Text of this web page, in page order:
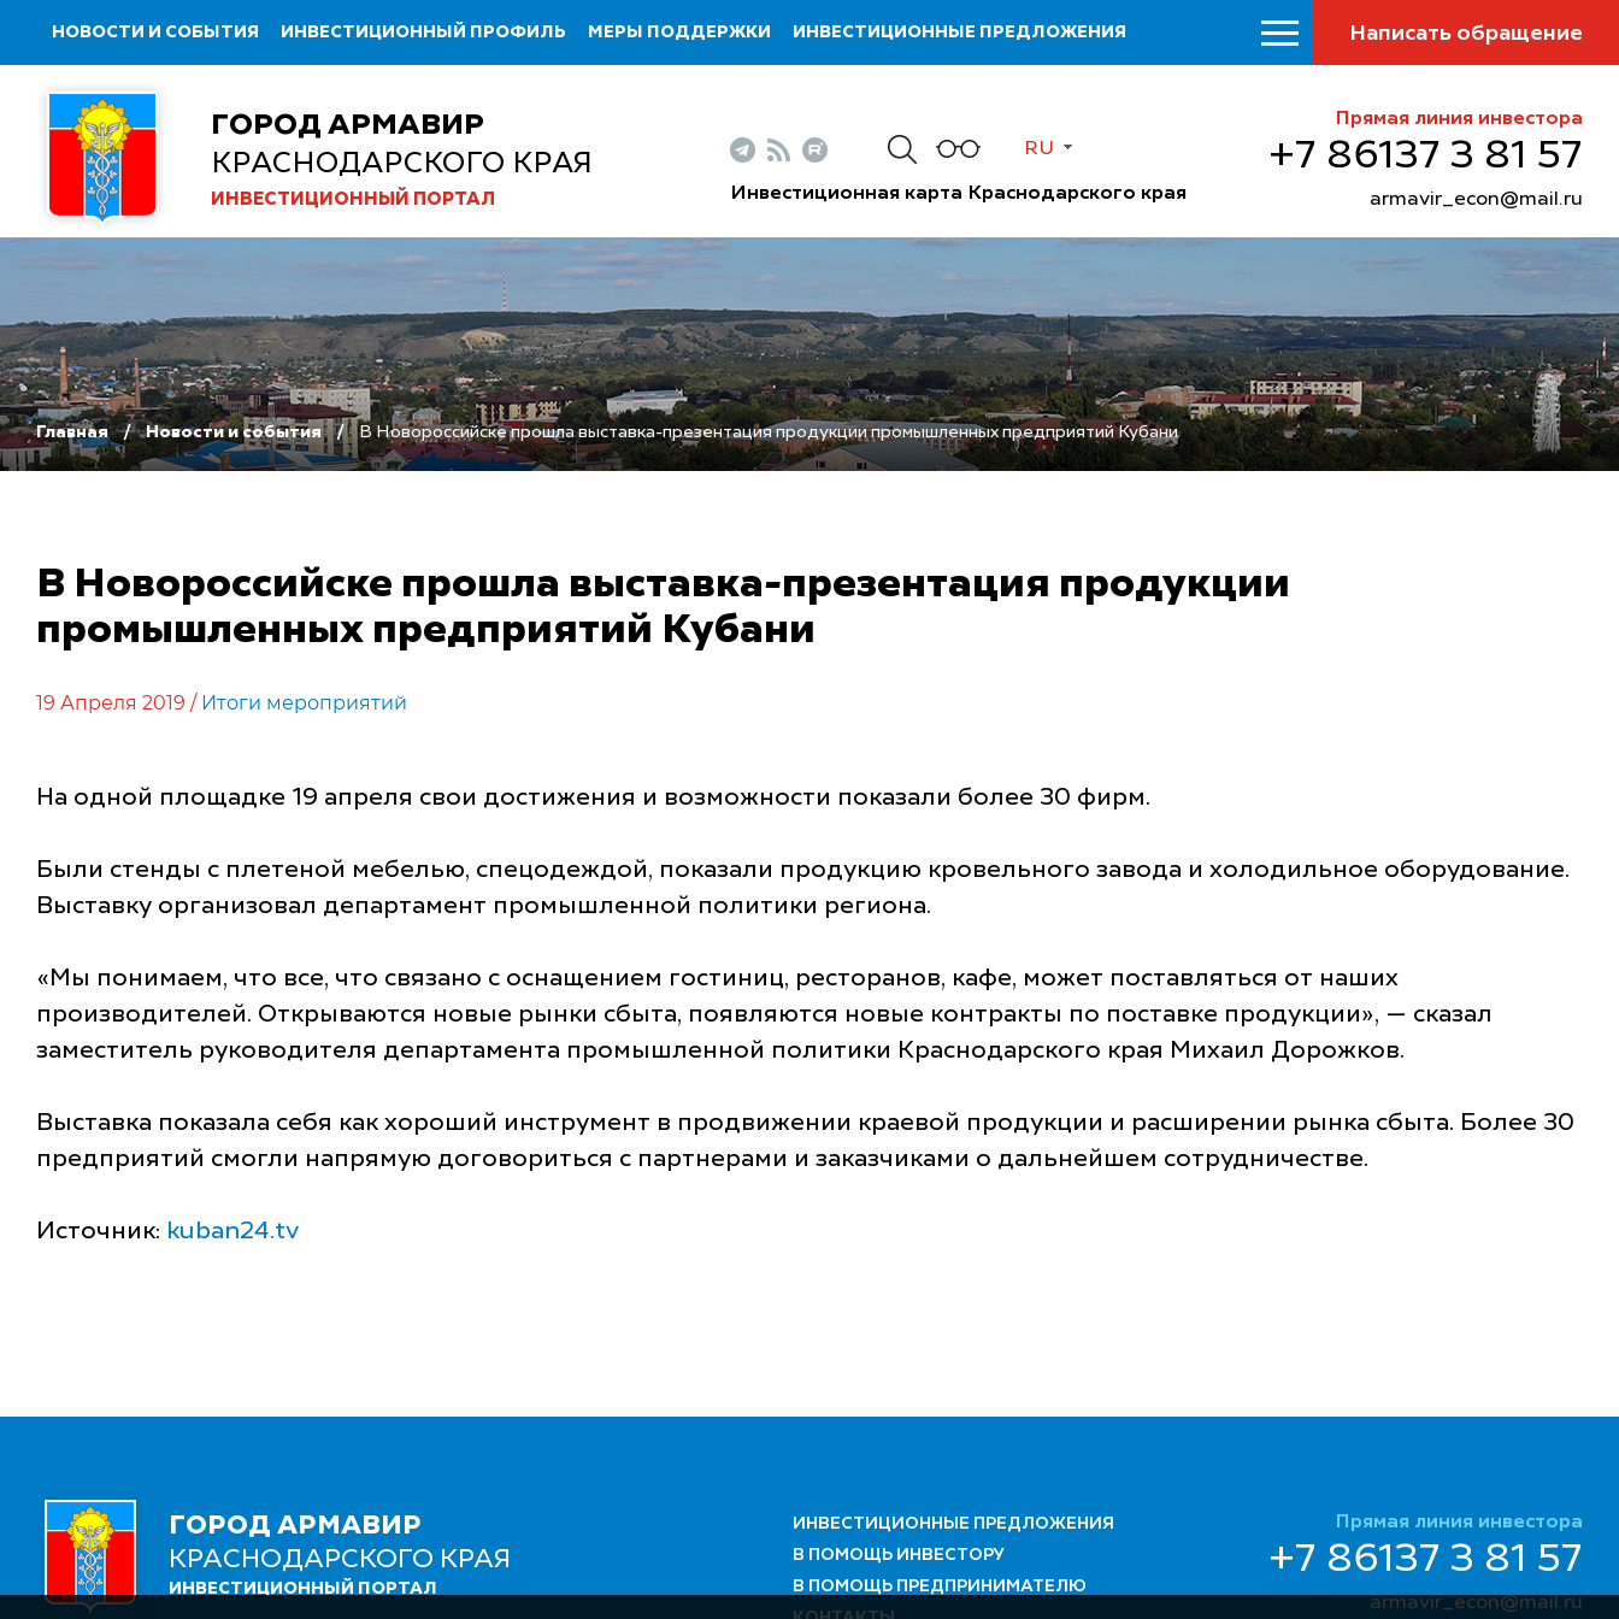
НОВОСТИ И СОБЫТИЯ ИНВЕСТИЦИОННЫЙ ПРОФИЛЬ МЕРЫ ПОДДЕРЖКИ ИНВЕСТИЦИОННЫЕ ПРЕДЛОЖЕНИЯ Написать обращение
ГОРОД АРМАВИР
КРАСНОДАРСКОГО КРАЯ
ИНВЕСТИЦИОННЫЙ ПОРТАЛ
RU
Инвестиционная карта Краснодарского края
Прямая линия инвестора
+7 86137 3 81 57
armavir_econ@mail.ru
Главная Новости и события В Новороссийске прошла выставка-презентация продукции промышленных предприятий Кубани
В Новороссийске прошла выставка-презентация продукции
промышленных предприятий Кубани
19 Апреля 2019 / Итоги мероприятий
На одной площадке 19 апреля свои достижения и возможности показали более 30 фирм.
Были стенды с плетеной мебелью, спецодеждой, показали продукцию кровельного завода и холодильное оборудование.
Выставку организовал департамент промышленной политики региона.
«Мы понимаем, что все, что связано с оснащением гостиниц, ресторанов, кафе, может поставляться от наших
производителей. Открываются новые рынки сбыта, появляются новые контракты по поставке продукции», — сказал
заместитель руководителя департамента промышленной политики Краснодарского края Михаил Дорожков.
Выставка показала себя как хороший инструмент в продвижении краевой продукции и расширении рынка сбыта. Более 30
предприятий смогли напрямую договориться с партнерами и заказчиками о дальнейшем сотрудничестве.
Источник: kuban24.tv
ГОРОД АРМАВИР
КРАСНОДАРСКОГО КРАЯ
ИНВЕСТИЦИОННЫЙ ПОРТАЛ
ИНВЕСТИЦИОННЫЕ ПРЕДЛОЖЕНИЯ
В ПОМОЩЬ ИНВЕСТОРУ
В ПОМОЩЬ ПРЕДПРИНИМАТЕЛЮ
Прямая линия инвестора
+7 86137 3 81 57
armavir_econ@mail.ru